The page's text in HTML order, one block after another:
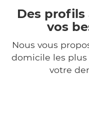
Des profils
vos
Nous vous
domicile les
votre